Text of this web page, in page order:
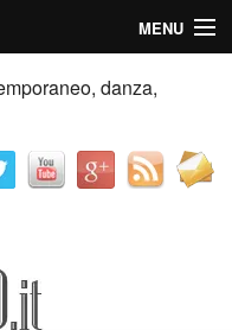
MENU
danza,